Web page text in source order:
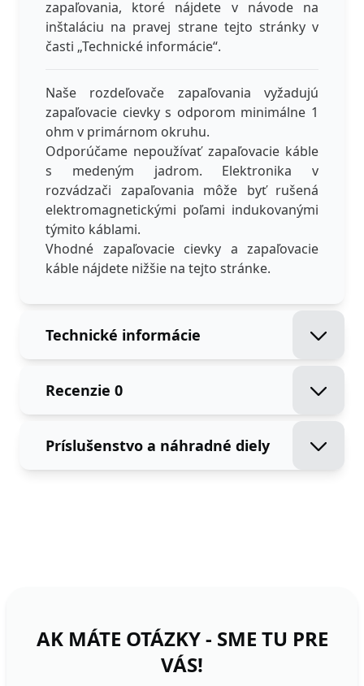
zapaľovania, ktoré nájdete v návode na
inštaláciu na pravej strane tejto stránky v
časti „Technické informácie“.
Naše rozdeľovače zapaľovania vyžadujú
zapaľovacie cievky s odporom minimálne 1
ohm v primárnom okruhu.
Odporúčame nepoužívať zapaľovacie káble
s medeným jadrom. Elektronika v
rozvádzači zapaľovania môže byť rušená
elektromagnetickými poľami indukovanými
týmito káblami.
Vhodné zapaľovacie cievky a zapaľovacie
káble nájdete nižšie na tejto stránke.
Technické informácie
Recenzie 0
Príslušenstvo a náhradné diely
AK MÁTE OTÁZKY - SME TU PRE
VÁS!